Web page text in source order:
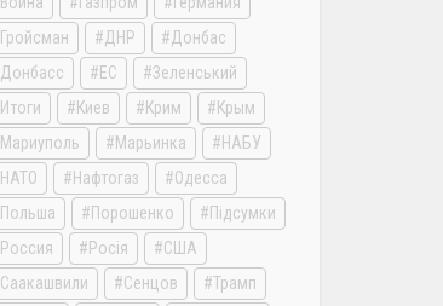
Гройсман
ДНР
Донбас
Донбасс
ЕС
Зеленський
Итоги
Киев Крим
Крым
Мариуполь
Марьинка
НАБУ
НАТО
Нафтогаз
Одесса
Польша
Порошенко
Підсумки
Россия
Росія
США
Саакашвили
Сенцов
Трамп